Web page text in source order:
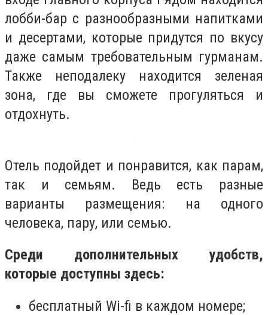
лобби-бар с разнообразными напитками
и десертами, которые придутся по вкусу
даже самым требовательным гурманам.
Также неподалеку находится зеленая
зона, где вы сможете прогуляться и
отдохнуть.
Отель подойдет и понравится, как парам,
так и семьям. Ведь есть разные
варианты размещения: на одного
человека, пару, или семью.
Среди дополнительных удобств,
которые доступны здесь:
бесплатный Wi-fi в каждом номере;